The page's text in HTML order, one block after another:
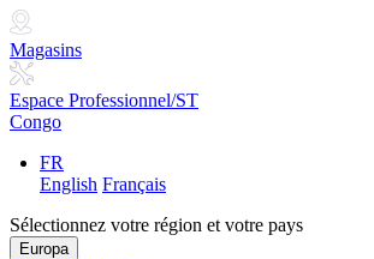
Magasins
Espace Professionnel/ST
Congo
FR
English Français
Sélectionnez votre région et votre pays
Europa